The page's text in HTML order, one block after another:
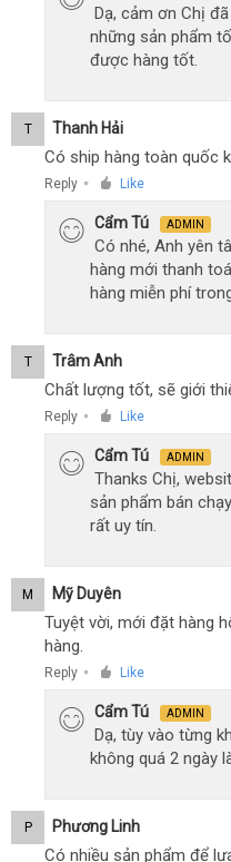
Dạ, cảm ơn Chị
những sản phẩm
được hàng tốt.
T Thanh Hải
Có ship hàng toàn quốc
Reply ● Like
Cẩm Tú ADMIN
Có nhé, Anh yên
hàng mới thanh
hàng miễn phí
T Trâm Anh
Chất lượng tốt, sẽ giới
Reply ● Like
Cẩm Tú ADMIN
Thanks Chị,
sản phẩm bán
rất uy tín.
M Mỹ Duyên
Tuyệt vời, mới đặt hàng
hàng.
Reply ● Like
Cẩm Tú ADMIN
Dạ, tùy vào từng
không quá 2 ngày
P Phương Linh
Có nhiều sản phẩm để